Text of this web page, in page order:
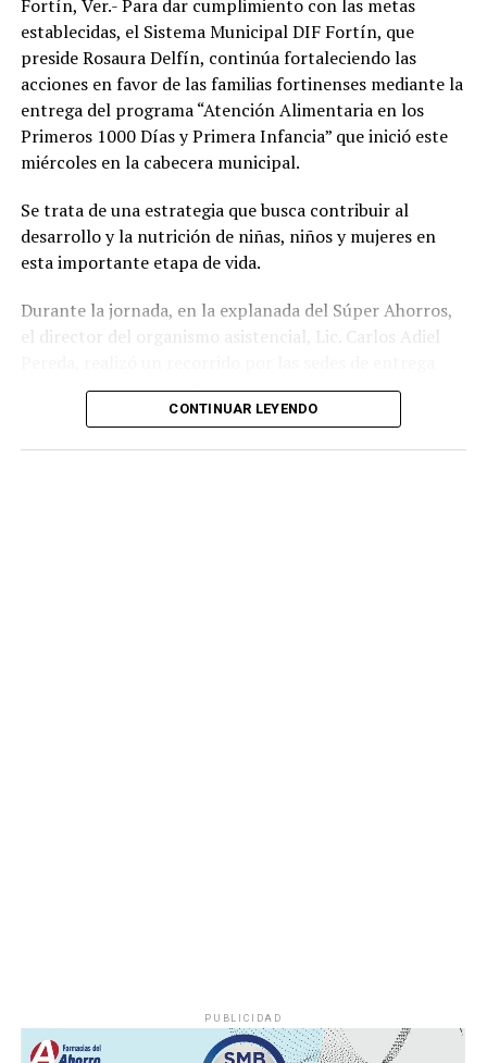
Fortín, Ver.- Para dar cumplimiento con las metas
establecidas, el Sistema Municipal DIF Fortín, que
preside Rosaura Delfín, continúa fortaleciendo las
acciones en favor de las familias fortinenses mediante la
entrega del programa “Atención Alimentaria en los
Primeros 1000 Días y Primera Infancia” que inició este
miércoles en la cabecera municipal.
Se trata de una estrategia que busca contribuir al
desarrollo y la nutrición de niñas, niños y mujeres en
esta importante etapa de vida.
Durante la jornada, en la explanada del Súper Ahorros,
el director del organismo asistencial, Lic. Carlos Adiel
para supervisar las actividades desarrolladas por el área
de Plan Alimentario, reconociendo el compromiso y la
CONTINUAR LEYENDO
PUBLICIDAD